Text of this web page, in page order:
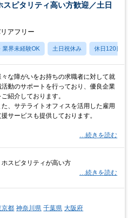
スピタリティ高い方歓迎／土日
アフリー
業界未経験OK 土日祝休み 休日120日以上
々な障がいをお持ちの求職者に対して就
活動のサポートを行っており、優良企業
ご紹介しております。
た、サテライトオフィスを活用した雇用
援サービスも提供しております。
…続きを読む
ホスピタリティが高い方
…続きを読む
京都 神奈川県 千葉県 大阪府